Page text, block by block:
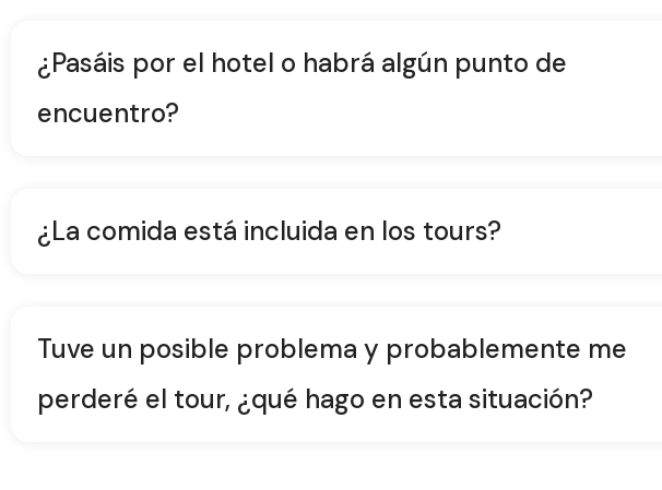
¿Pasáis por el hotel o habrá algún punto de
encuentro?
¿La comida está incluida en los tours?
Tuve un posible problema y probablemente me
perderé el tour, ¿qué hago en esta situación?